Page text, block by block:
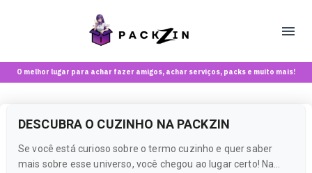
O melhor lugar para achar fazer amigos, achar serviços, packs e muito mais!
DESCUBRA O CUZINHO NA PACKZIN
Se você está curioso sobre o termo cuzinho e quer saber
mais sobre esse universo, você chegou ao lugar certo! Na